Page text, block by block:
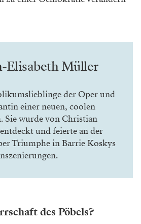
Elisabeth Müller
der Oper und
einer neuen, coolen
Sie wurde von Christian
und feierte an der
Triumphe in Barrie Koskys
des Pöbels?